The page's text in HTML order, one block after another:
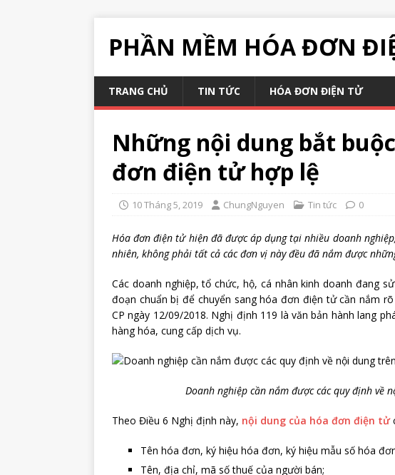
PHẦN MỀM HÓA ĐƠN
TRANG CHỦ TIN TỨC HÓA ĐƠN ĐIỆN TỬ
Những nội dung bắt
đơn điện tử hợp lệ
10 Tháng 5, 2019 ChungNguyen Tin tức 0
Hóa đơn điện tử hiện đã được áp dụng tại nhiều doanh
nhiên, không phải tất cả các đơn vị này đều đã nắm được
Các doanh nghiệp, tổ chức, hộ, cá nhân kinh doanh đang
đoạn chuẩn bị để chuyển sang hóa đơn điện tử cần nắm
CP ngày 12/09/2018. Nghị định 119 là văn bản hành lang
hàng hóa, cung cấp dịch vụ.
Doanh nghiệp cần nắm được các quy định về
Theo Điều 6 Nghị định này, nội dung của hóa đơn điện tử
Tên hóa đơn, ký hiệu hóa đơn, ký hiệu mẫu số hóa
Tên, địa chỉ, mã số thuế của người bán;